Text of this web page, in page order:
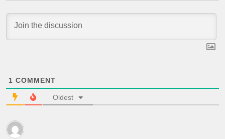
1 COMMENT
Oldest